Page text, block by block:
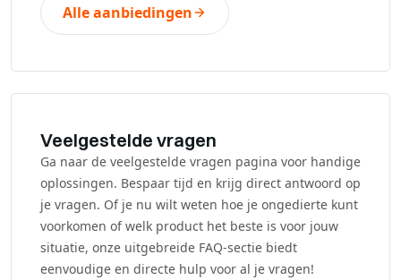
Alle aanbiedingen
Veelgestelde vragen
Ga naar de veelgestelde vragen pagina voor handige
oplossingen. Bespaar tijd en krijg direct antwoord op
je vragen. Of je nu wilt weten hoe je ongedierte kunt
voorkomen of welk product het beste is voor jouw
situatie, onze uitgebreide FAQ-sectie biedt
eenvoudige en directe hulp voor al je vragen!